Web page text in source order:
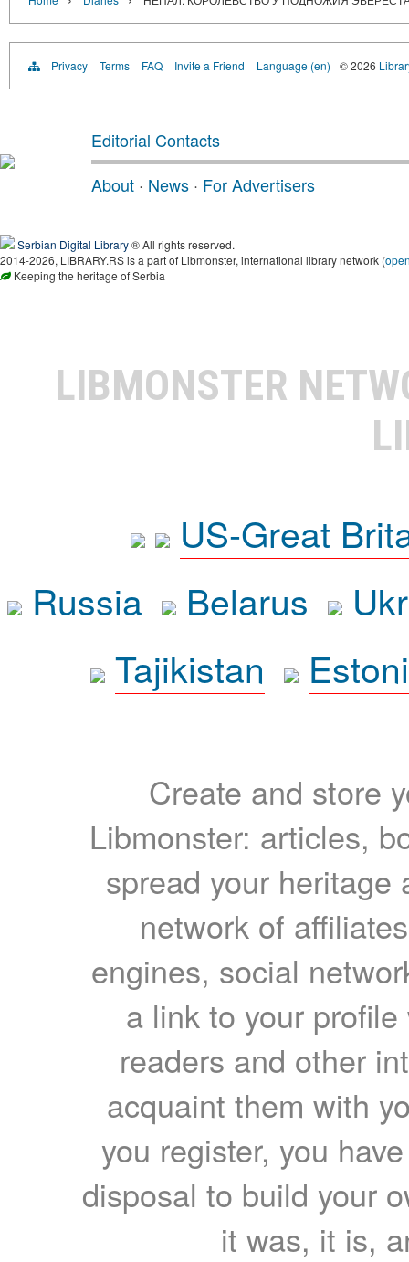
Privacy Terms FAQ Invite a Friend Language (en) © 2026
Editorial Contacts
About · News · For Advertisers
Serbian Digital Library® All rights reserved.
2014-2026, LIBRARY.RS is a part of Libmonster, international library network (
Keeping the heritage of Serbia
LIBMONSTER
US-Great
Russia
Belarus
Tajikistan
Create and store
Libmonster: articles,
spread your heritage
network of
engines, social
a link to your
readers and other
acquaint them with
you register, you
disposal to build your
it was, it is,